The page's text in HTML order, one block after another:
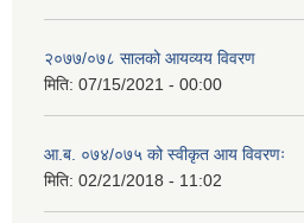
२०७७/०७८ सालको आयव्यय विवरण
मिति: 07/15/2021 - 00:00
आ.ब. ०७४/०७५ को स्वीकृत आय विवरणः
मिति: 02/21/2018 - 11:02